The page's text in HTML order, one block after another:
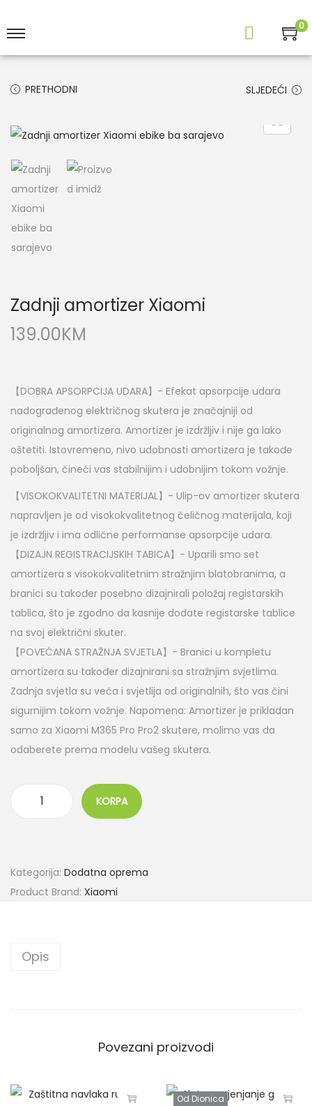
0
PRETHODNI SLJEDEĆI
Zadnji amortizer Xiaomi
139.00KM
【DOBRA APSORPCIJA UDARA】- Efekat apsorpcije udara
nadograđenog električnog skutera je značajniji od
originalnog amortizera. Amortizer je izdržljiv i nije ga lako
oštetiti. Istovremeno, nivo udobnosti amortizera je takođe
poboljšan, čineći vas stabilnijim i udobnijim tokom vožnje.
【VISOKOKVALITETNI MATERIJAL】- Ulip-ov amortizer skutera
napravljen je od visokokvalitetnog čeličnog materijala, koji
je izdržljiv i ima odlične performanse apsorpcije udara.
【DIZAJN REGISTRACIJSKIH TABICA】- Uparili smo set
amortizera s visokokvalitetnim stražnjim blatobranima, a
branici su također posebno dizajnirali položaj registarskih
tablica, što je zgodno da kasnije dodate registarske tablice
na svoj električni skuter.
【POVEĆANA STRAŽNJA SVJETLA】- Branici u kompletu
amortizera su također dizajnirani sa stražnjim svjetlima.
Zadnja svjetla su veća i svjetlija od originalnih, što vas čini
sigurnijim tokom vožnje. Napomena: Amortizer je prikladan
samo za Xiaomi M365 Pro Pro2 skutere, molimo vas da
odaberete prema modelu vašeg skutera.
KORPA
Kategorija: Dodatna oprema
Product Brand: Xiaomi
Opis
Povezani proizvodi
Od Dionica